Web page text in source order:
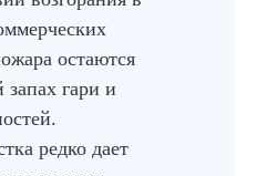
остаются
запах гари и
редко дает